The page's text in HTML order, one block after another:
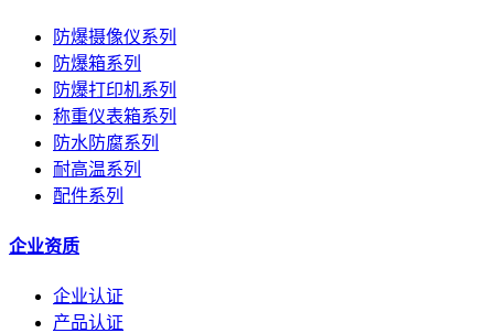
防爆摄像仪系列
防爆箱系列
防爆打印机系列
称重仪表箱系列
防水防腐系列
耐高温系列
配件系列
企业资质
企业认证
产品认证